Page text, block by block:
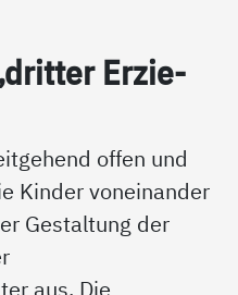
Er­zie­
offen und
Kinder voneinander
Gestaltung der
aus. Die